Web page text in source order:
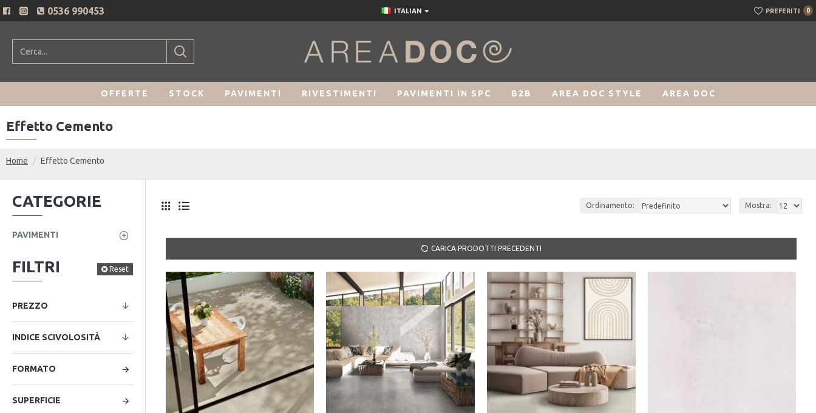
0536 990453 ITALIAN PREFERITI 0
OFFERTE STOCK PAVIMENTI RIVESTIMENTI PAVIMENTI IN SPC B2B AREA DOC STYLE AREA DOC
Home Effetto Cemento
Effetto Cemento
CATEGORIE
PAVIMENTI
FILTRI Reset
PREZZO
FORMATO
SUPERFICIE
INDICE SCIVOLOSITÀ
Ordinamento: Mostra:
CARICA PRODOTTI PRECEDENTI